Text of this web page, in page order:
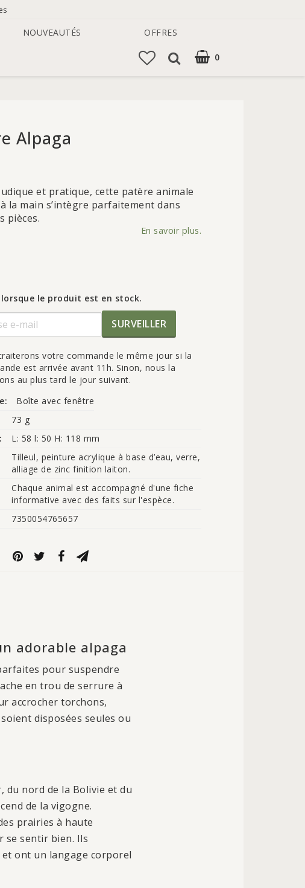
NOUVEAUTÉS OFFRES
0
Alpaga
list of favorites
et pratique, cette patère animale
la main s’intègre parfaitement dans
pièces.
En savoir plus.
le produit est en stock.
SURVEILLER
votre commande le même jour si la
est arrivée avant 11h. Sinon, nous la
au plus tard le jour suivant.
Boîte avec fenêtre
73 g
L: 58 l: 50 H: 118 mm
Tilleul, peinture acrylique à base d’eau, verre,
alliage de zinc finition laiton.
Chaque animal est accompagné d'une fiche
informative avec des faits sur l'espèce.
7350054765657
adorable alpaga
pour suspendre
en trou de serrure à
accrocher torchons,
disposées seules ou
du nord de la Bolivie et du
de la vigogne.
prairies à haute
se sentir bien. Ils
ont un langage corporel